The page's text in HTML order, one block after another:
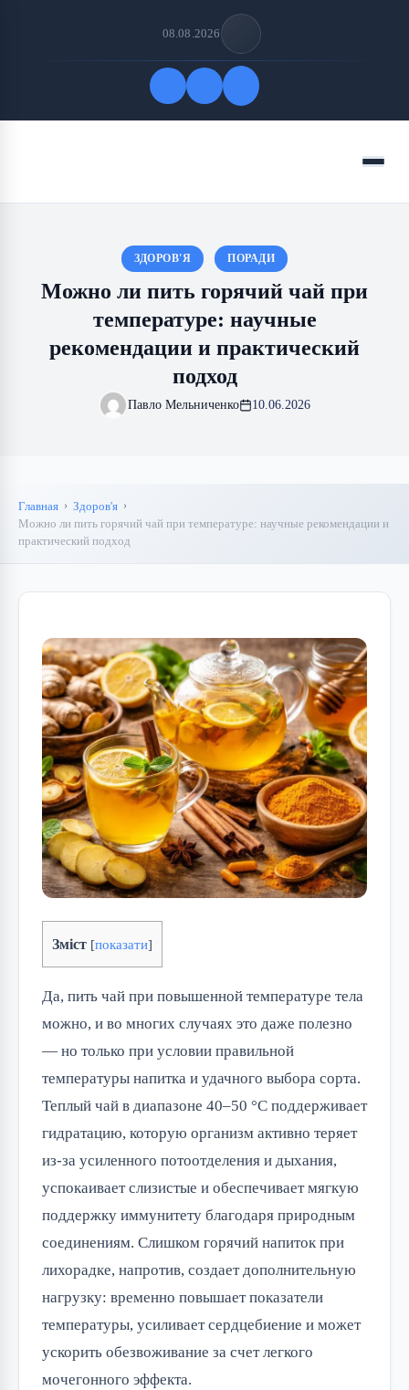
08.08.2026
Меню
ЗДОРОВ'Я ПОРАДИ
Можно ли пить горячий чай при
температуре: научные
рекомендации и практический
подход
Павло Мельниченко 10.06.2026
Главная
Здоров'я
Можно ли пить горячий чай при температуре: научные рекомендации и
практический подход
Зміст [показати]
Да, пить чай при повышенной температуре тела
можно, и во многих случаях это даже полезно
— но только при условии правильной
температуры напитка и удачного выбора сорта.
Теплый чай в диапазоне 40–50 °C поддерживает
гидратацию, которую организм активно теряет
из-за усиленного потоотделения и дыхания,
успокаивает слизистые и обеспечивает мягкую
поддержку иммунитету благодаря природным
соединениям. Слишком горячий напиток при
лихорадке, напротив, создает дополнительную
нагрузку: временно повышает показатели
температуры, усиливает сердцебиение и может
ускорить обезвоживание за счет легкого
мочегонного эффекта.